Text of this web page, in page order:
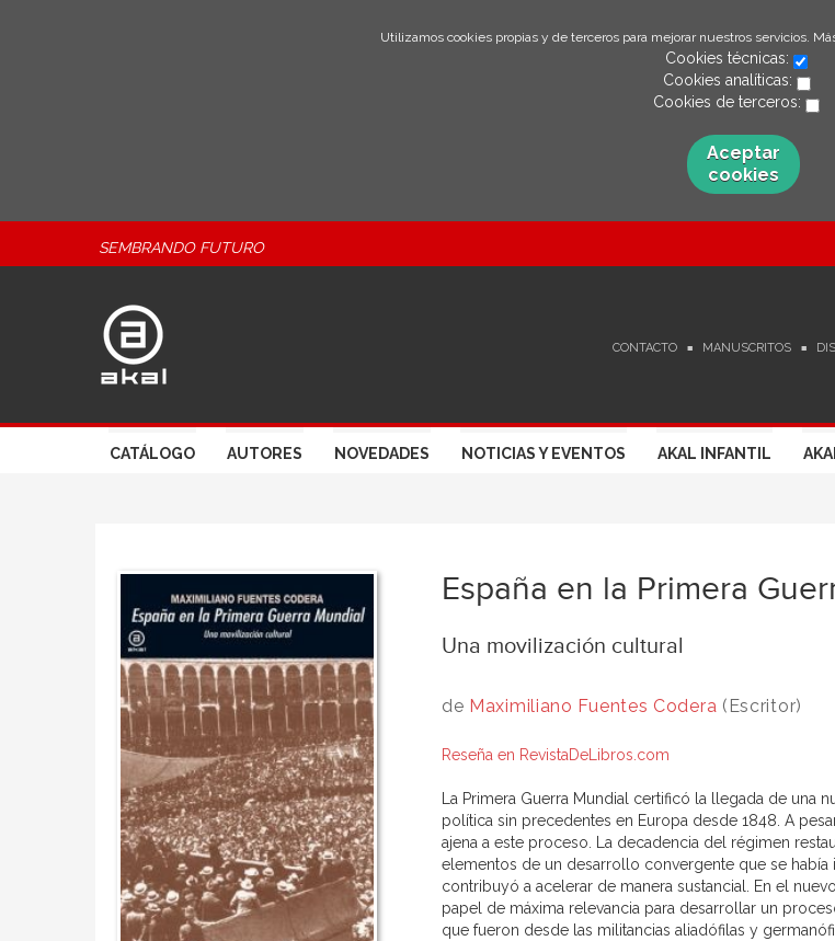
Utilizamos cookies propias y de terceros para mejorar nuestros servicios.
Cookies técnicas:
Cookies analíticas:
Cookies de terceros:
Aceptar
cookies
SEMBRANDO FUTURO
CONTACTO MANUSCRITOS
CATÁLOGO AUTORES NOVEDADES NOTICIAS Y EVENTOS AKAL INFANTIL
España en la Primera
Una movilización cultural
de Maximiliano Fuentes Codera (Escritor)
Reseña en RevistaDeLibros.com
La Primera Guerra Mundial certificó la llegada de
política sin precedentes en Europa desde 1848. A
ajena a este proceso. La decadencia del régimen
elementos de un desarrollo convergente que se
contribuyó a acelerar de manera sustancial. En el
papel de máxima relevancia para desarrollar un
que fueron desde las militancias aliadófilas y